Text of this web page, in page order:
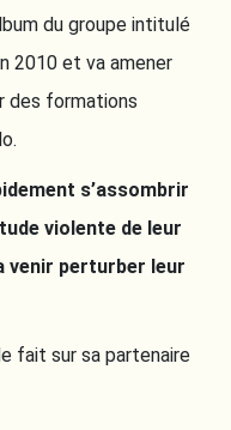
du groupe intitulé
2010 et va amener
des formations
s’assombrir
violente de leur
venir perturber leur
fait sur sa partenaire